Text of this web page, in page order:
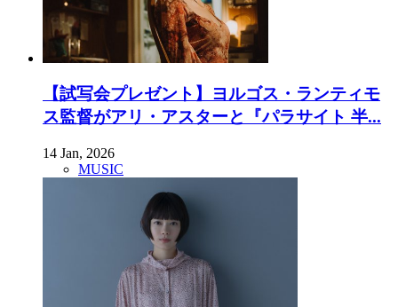
【試写会プレゼント】ヨルゴス・ランティモ
ス監督がアリ・アスターと『パラサイト 半...
14 Jan, 2026
MUSIC